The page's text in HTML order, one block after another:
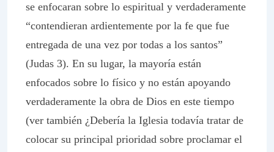
se enfocaran sobre lo espiritual y verdaderamente
“contendieran ardientemente por la fe que fue
entregada de una vez por todas a los santos”
(Judas 3). En su lugar, la mayoría están
enfocados sobre lo físico y no están apoyando
verdaderamente la obra de Dios en este tiempo
(ver también ¿Debería la Iglesia todavía tratar de
colocar su principal prioridad sobre proclamar el